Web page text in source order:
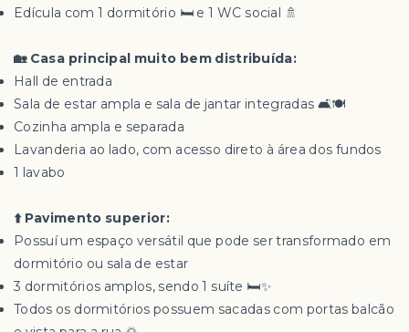
Edícula com 1 dormitório 🛏️ e 1 WC social 🚿
🏡 Casa principal muito bem distribuída:
Hall de entrada
Sala de estar ampla e sala de jantar integradas 🛋️🍽️
Cozinha ampla e separada
Lavanderia ao lado, com acesso direto à área dos fundos
1 lavabo
⬆️ Pavimento superior:
Possuí um espaço versátil que pode ser transformado em
dormitório ou sala de estar
3 dormitórios amplos, sendo 1 suíte 🛏️✨
Todos os dormitórios possuem sacadas com portas balcão